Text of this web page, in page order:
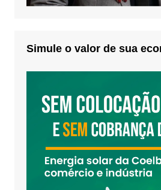
Simule o valor de sua